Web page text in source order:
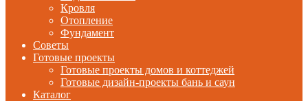
Кровля
Отопление
Фундамент
Советы
Готовые проекты
Готовые проекты домов и коттеджей
Готовые дизайн-проекты бань и саун
Каталог